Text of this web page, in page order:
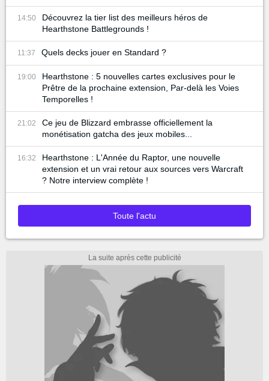
14:50
Découvrez la tier list des meilleurs héros de
Hearthstone Battlegrounds !
11:37 Quels decks jouer en Standard ?
19:00
Hearthstone : 5 nouvelles cartes exclusives pour le
Prêtre de la prochaine extension, Par-delà les Voies
Temporelles !
21:02
Ce jeu de Blizzard embrasse officiellement la
monétisation gatcha des jeux mobiles...
16:32
Hearthstone : L'Année du Raptor, une nouvelle
extension et un vrai retour aux sources vers Warcraft
? Notre interview complète !
Toute l'actu